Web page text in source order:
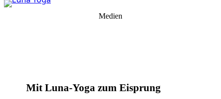
Medien
Mit Luna-Yoga zum Eisprung